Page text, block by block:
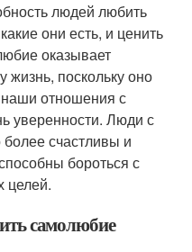
людей любить
они есть, и ценить
оказывает
жизнь, поскольку оно
отношения с
уверенности. Люди с
счастливы и
бороться с
целей.
самолюбие